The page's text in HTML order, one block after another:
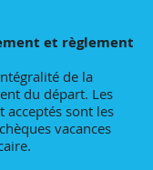
et règlement
de la
du départ. Les
acceptés sont les
vacances